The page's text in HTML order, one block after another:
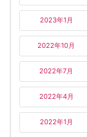
2023年1月
2022年10月
2022年7月
2022年4月
2022年1月